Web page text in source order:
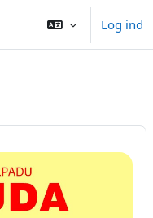
Log ind